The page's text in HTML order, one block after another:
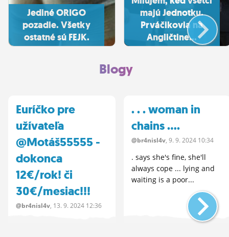
Jediné ORIGO
pozadie. Všetky
ostatné sú FEJK.
majú Jednotku.
Prváčikovia na
Angličtine...
Blogy
Euríčko pre
užívateľa
@Motáš55555 -
dokonca
12€/rok! či
30€/mesiac!!!
@br4nisl4v, 13. 9. 2024 12:36
. . . woman in
chains ....
@br4nisl4v, 9. 9. 2024 10:34
. says she's fine, she'll
always cope ... lying and
waiting is a poor...